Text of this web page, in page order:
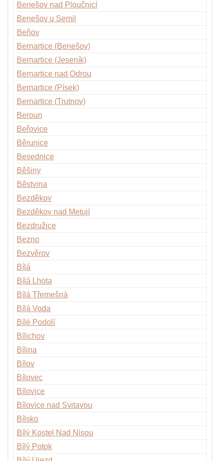
Benešov nad Ploučnicí
Benešov u Semil
Beňov
Bernartice (Benešov)
Bernartice (Jeseník)
Bernartice nad Odrou
Bernartice (Písek)
Bernartice (Trutnov)
Beroun
Beřovice
Běrunice
Besednice
Běšiny
Běstvina
Bezděkov
Bezděkov nad Metují
Bezdružice
Bezno
Bezvěrov
Bílá
Bílá Lhota
Bílá Třemešná
Bílá Voda
Bílé Podolí
Bílichov
Bílina
Bílov
Bílovec
Bílovice
Bílovice nad Svitavou
Bílsko
Bílý Kostel Nad Nisou
Bílý Potok